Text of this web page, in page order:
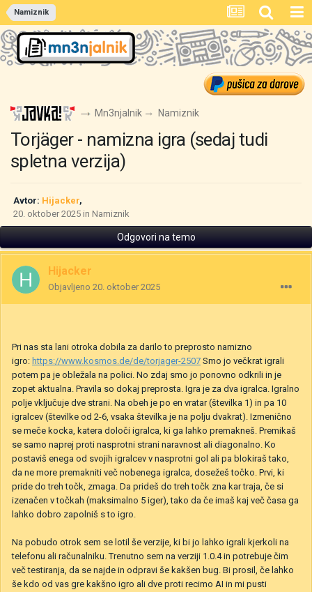
Namiznik
Mn3njalnik Namiznik
Torjäger - namizna igra (sedaj tudi
spletna verzija)
Avtor: Hijacker,
20. oktober 2025 in Namiznik
Odgovori na temo
Hijacker
Objavljeno 20. oktober 2025
Pri nas sta lani otroka dobila za darilo to preprosto namizno
igro: https://www.kosmos.de/de/torjager-2507 Smo jo večkrat igrali
potem pa je obležala na polici. No zdaj smo jo ponovno odkrili in je
zopet aktualna. Pravila so dokaj preprosta. Igra je za dva igralca. Igralno
polje vključuje dve strani. Na obeh je po en vratar (številka 1) in pa 10
igralcev (številke od 2-6, vsaka številka je na polju dvakrat). Izmenično
se meče kocka, katera določi igralca, ki ga lahko premakneš. Premikaš
se samo naprej proti nasprotni strani naravnost ali diagonalno. Ko
postaviš enega od svojih igralcev v nasprotni gol ali pa blokiraš tako,
da ne more premakniti več nobenega igralca, dosežeš točko. Prvi, ki
pride do treh točk, zmaga. Da prideš do treh točk zna kar traja, če si
izenačen v točkah (maksimalno 5 iger), tako da če imaš kaj več časa ga
lahko dobro zapolniš s to igro.
Na pobudo otrok sem se lotil še verzije, ki bi jo lahko igrali kjerkoli na
telefonu ali računalniku. Trenutno sem na verziji 1.0.4 in potrebuje čim
več testiranja, da se najde in odpravi še kakšen bug. Bi prosil, če lahko
še kdo od vas gre kakšno igro ali dve proti recimo AI in mi pusti